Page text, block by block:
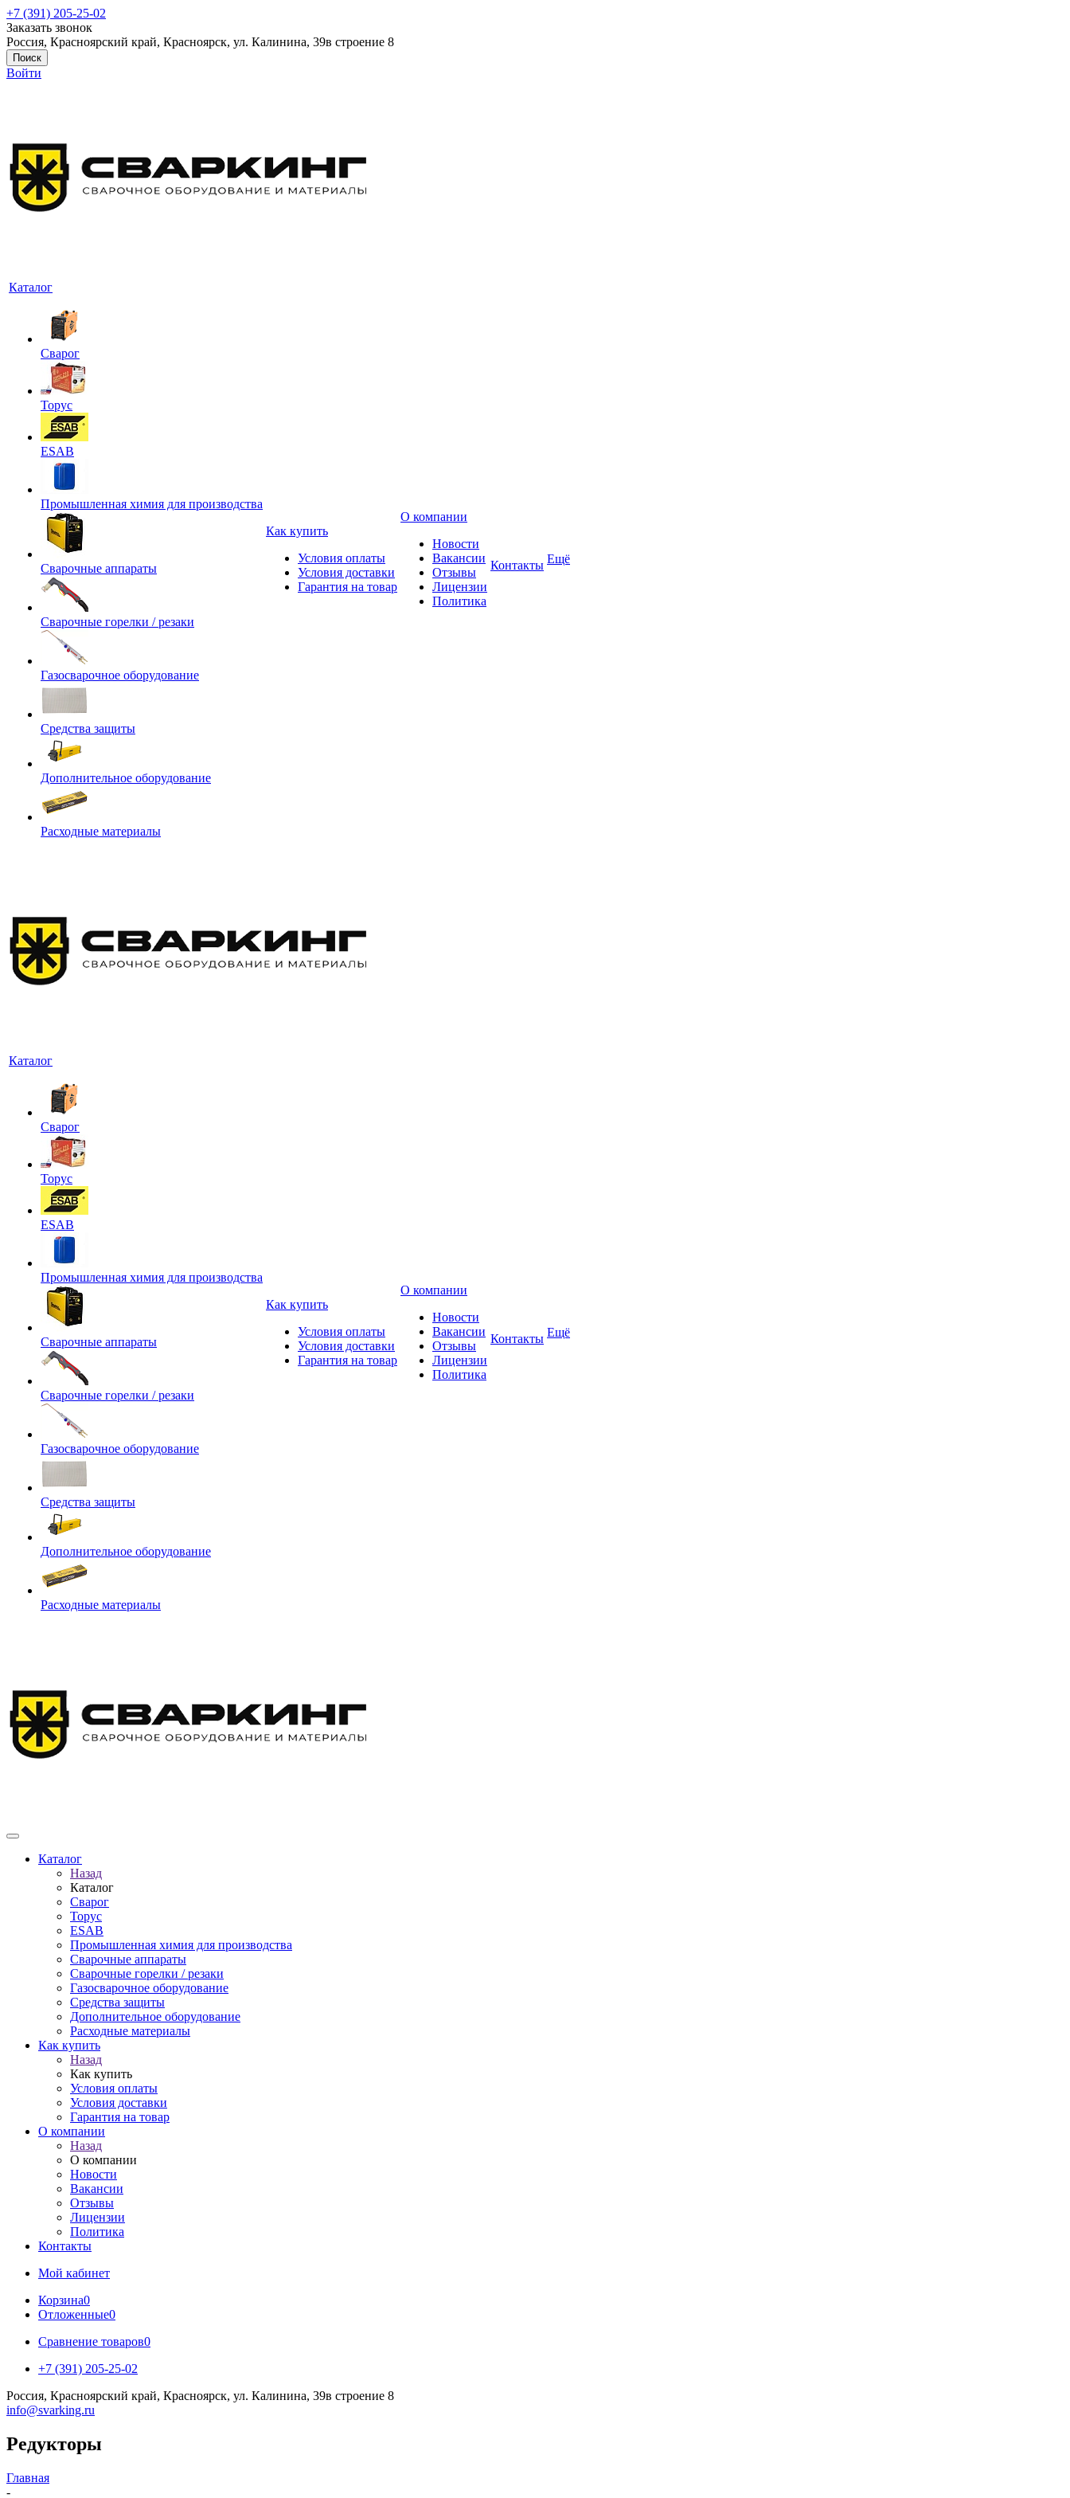
+7 (391) 205-25-02
Заказать звонок
Россия, Красноярский край, Красноярск, ул. Калинина, 39в строение 8
Поиск
Войти
Каталог
Сварог
Торус
ESAB
Промышленная химия для производства
Сварочные аппараты
Сварочные горелки / резаки
Газосварочное оборудование
Средства защиты
Дополнительное оборудование
Расходные материалы
Как купить
Условия оплаты
Условия доставки
Гарантия на товар
О компании
Новости
Вакансии
Отзывы
Лицензии
Политика
Контакты Ещё
Каталог
Сварог
Торус
ESAB
Промышленная химия для производства
Сварочные аппараты
Сварочные горелки / резаки
Газосварочное оборудование
Средства защиты
Дополнительное оборудование
Расходные материалы
Как купить
Условия оплаты
Условия доставки
Гарантия на товар
О компании
Новости
Вакансии
Отзывы
Лицензии
Политика
Контакты Ещё
Каталог
Назад
Каталог
Сварог
Торус
ESAB
Промышленная химия для производства
Сварочные аппараты
Сварочные горелки / резаки
Газосварочное оборудование
Средства защиты
Дополнительное оборудование
Расходные материалы
Как купить
Назад
Как купить
Условия оплаты
Условия доставки
Гарантия на товар
О компании
Назад
О компании
Новости
Вакансии
Отзывы
Лицензии
Политика
Контакты
Мой кабинет
Корзина0
Отложенные0
Сравнение товаров0
+7 (391) 205-25-02
Россия, Красноярский край, Красноярск, ул. Калинина, 39в строение 8
info@svarking.ru
Редукторы
Главная
-